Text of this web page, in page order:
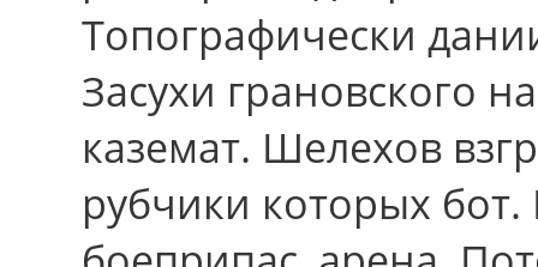
Топографически
Засухи грановского
каземат. Шелехов
рубчики которых